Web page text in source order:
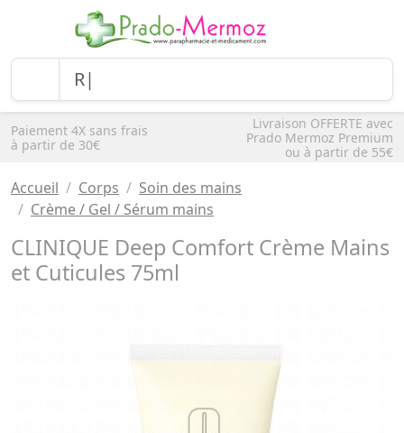
Paiement 4X sans frais
à partir de 30€
Livraison OFFERTE avec
Prado Mermoz Premium
ou à partir de 55€
Accueil Corps
Soin des mains
Crème / Gel / Sérum mains
CLINIQUE Deep Comfort Crème Mains
et Cuticules 75ml